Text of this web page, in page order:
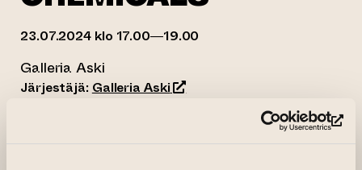
23.07.2024 klo 17.00—19.00
Galleria Aski
Järjestäjä: Galleria Aski(siirtyy toiseen
Tervetuloa!